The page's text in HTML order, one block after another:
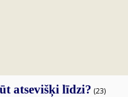
atsevišķi līdzi? (23)